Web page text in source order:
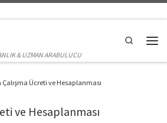
& UZMAN ARABULUCU
Search
Çalışma Ücreti ve Hesaplanması
ve Hesaplanması